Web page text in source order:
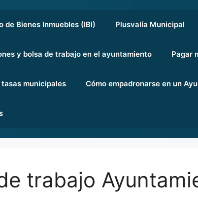
de Bienes Inmuebles (IBI) Plusvalía Municipal
y bolsa de trabajo en el ayuntamiento Pagar
tasas municipales Cómo empadronarse en un
trabajo